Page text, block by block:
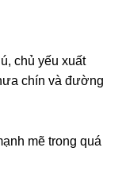
chủ yếu xuất
chín và đường
mẽ trong quá